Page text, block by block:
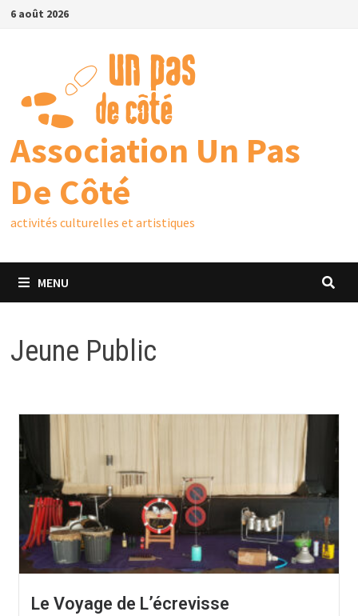
6 août 2026
Association Un Pas
De Côté
activités culturelles et artistiques
MENU
Jeune Public
Le Voyage de L’écrevisse